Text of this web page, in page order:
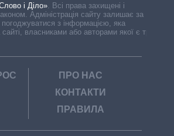
і Діло» Всі права захищені і
Адміністрація сайту залишає за
з інформацією, яка
власниками або авторами якої є треті
ПРО НАС
КОНТАКТИ
ПРАВИЛА